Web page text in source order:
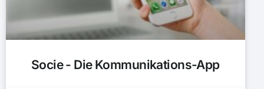
Socie - Die Kommunikations-App